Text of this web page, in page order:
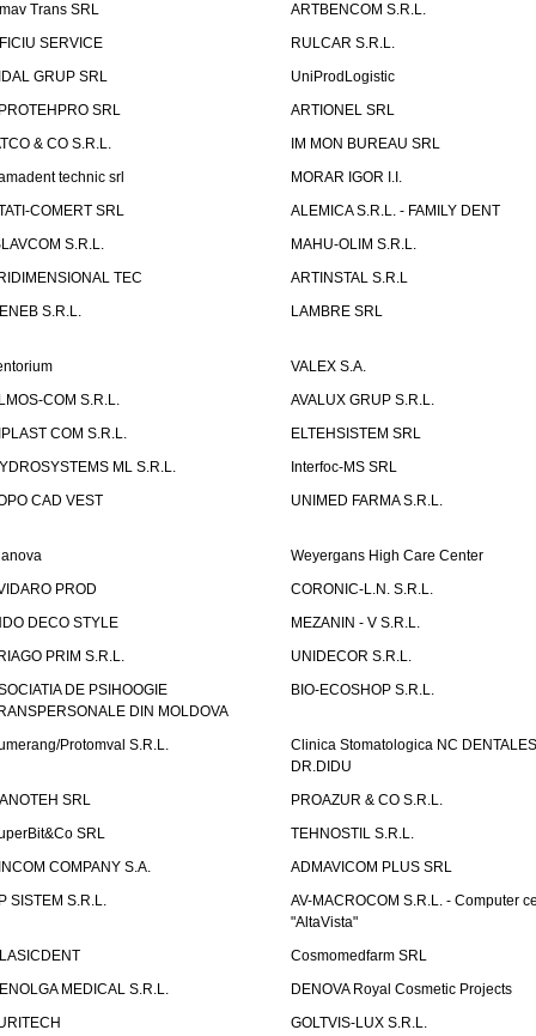
Trans SRL
ARTBENCOM S.R.L.
SERVICE
RULCAR S.R.L.
GRUP SRL
UniProdLogistic
SRL
ARTIONEL SRL
& CO S.R.L.
IM MON BUREAU SRL
technic srl
MORAR IGOR I.I.
COMERT SRL
ALEMICA S.R.L. - FAMILY DENT
S.R.L.
MAHU-OLIM S.R.L.
TEC
ARTINSTAL S.R.L
S.R.L.
LAMBRE SRL
VALEX S.A.
COM S.R.L.
AVALUX GRUP S.R.L.
COM S.R.L.
ELTEHSISTEM SRL
ML S.R.L.
Interfoc-MS SRL
CAD VEST
UNIMED FARMA S.R.L.
Weyergans High Care Center
PROD
CORONIC-L.N. S.R.L.
DECO STYLE
MEZANIN - V S.R.L.
PRIM S.R.L.
UNIDECOR S.R.L.
DE PSIHOOGIE
DIN MOLDOVA
BIO-ECOSHOP S.R.L.
Protomval S.R.L.
Clinica Stomatologica NC DENTALES
DR.DIDU
SRL
PROAZUR & CO S.R.L.
SRL
TEHNOSTIL S.R.L.
COMPANY S.A.
ADMAVICOM PLUS SRL
SISTEM S.R.L.
AV-MACROCOM S.R.L. - Computer
"AltaVista"
Cosmomedfarm SRL
MEDICAL S.R.L.
DENOVA Royal Cosmetic Projects
GOLTVIS-LUX S.R.L.